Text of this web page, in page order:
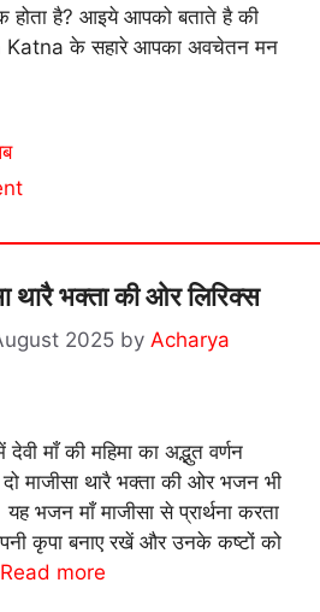
होता है? आइये आपको बताते है की
के सहारे आपका अवचेतन मन
थारै भक्ता की ओर लिरिक्स
2025 by Acharya
माँ की महिमा का अद्भुत वर्णन
माजीसा थारै भक्ता की ओर भजन भी
भजन माँ माजीसा से प्रार्थना करता
कृपा बनाए रखें और उनके कष्टों को
Read more